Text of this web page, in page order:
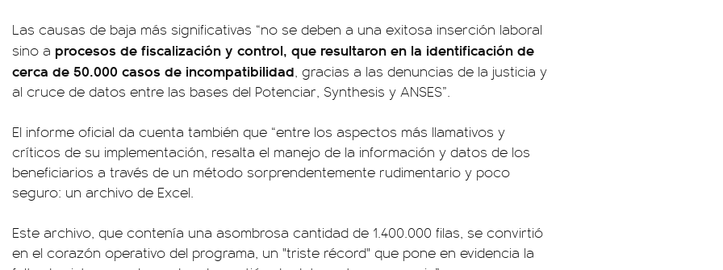
Las causas de baja más significativas “no se deben a una exitosa inserción laboral
sino a procesos de fiscalización y control, que resultaron en la identificación de
cerca de 50.000 casos de incompatibilidad, gracias a las denuncias de la justicia y
al cruce de datos entre las bases del Potenciar, Synthesis y ANSES”.
El informe oficial da cuenta también que “entre los aspectos más llamativos y
críticos de su implementación, resalta el manejo de la información y datos de los
beneficiarios a través de un método sorprendentemente rudimentario y poco
seguro: un archivo de Excel.
Este archivo, que contenía una asombrosa cantidad de 1.400.000 filas, se convirtió
en el corazón operativo del programa, un "triste récord" que pone en evidencia la